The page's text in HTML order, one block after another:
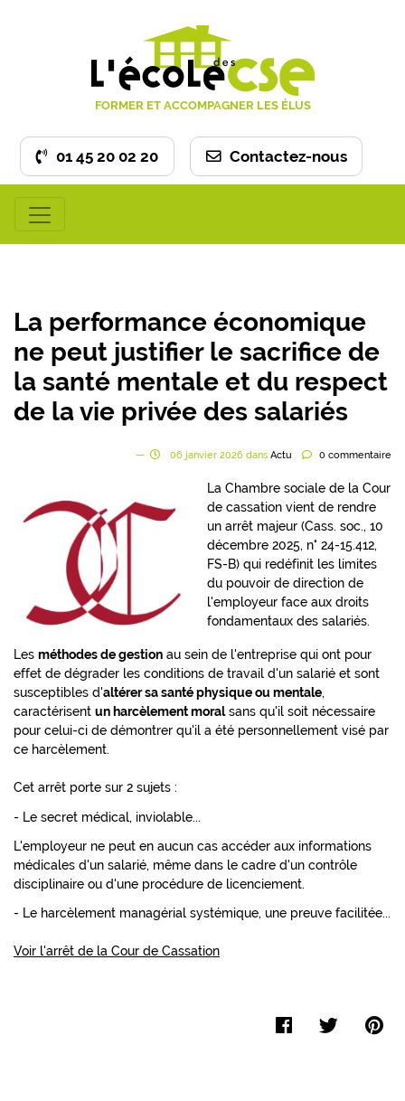
FORMER ET ACCOMPAGNER LES ÉLUS
01 45 20 02 20 Contactez-nous
La performance économique
ne peut justifier le sacrifice de
la santé mentale et du respect
de la vie privée des salariés
06 janvier 2026 dans Actu 0 commentaire
La Chambre sociale de la Cour
de cassation vient de rendre
un arrêt majeur (Cass. soc., 10
décembre 2025, n° 24-15.412,
FS-B) qui redéfinit les limites
du pouvoir de direction de
l'employeur face aux droits
fondamentaux des salariés.
Les méthodes de gestion au sein de l'entreprise qui ont pour
effet de dégrader les conditions de travail d'un salarié et sont
susceptibles d'altérer sa santé physique ou mentale,
caractérisent un harcèlement moralsans qu'il soit nécessaire
pour celui-ci de démontrer qu'il a été personnellement visé par
ce harcèlement.
Cet arrêt porte sur 2 sujets :
- Le secret médical, inviolable...
L'employeur ne peut en aucun cas accéder aux informations
médicales d'un salarié, même dans le cadre d'un contrôle
disciplinaire ou d'une procédure de licenciement.
- Le harcèlement managérial systémique, une preuve facilitée...
Voir l'arrêt de la Cour de Cassation
Facebook
Twitter